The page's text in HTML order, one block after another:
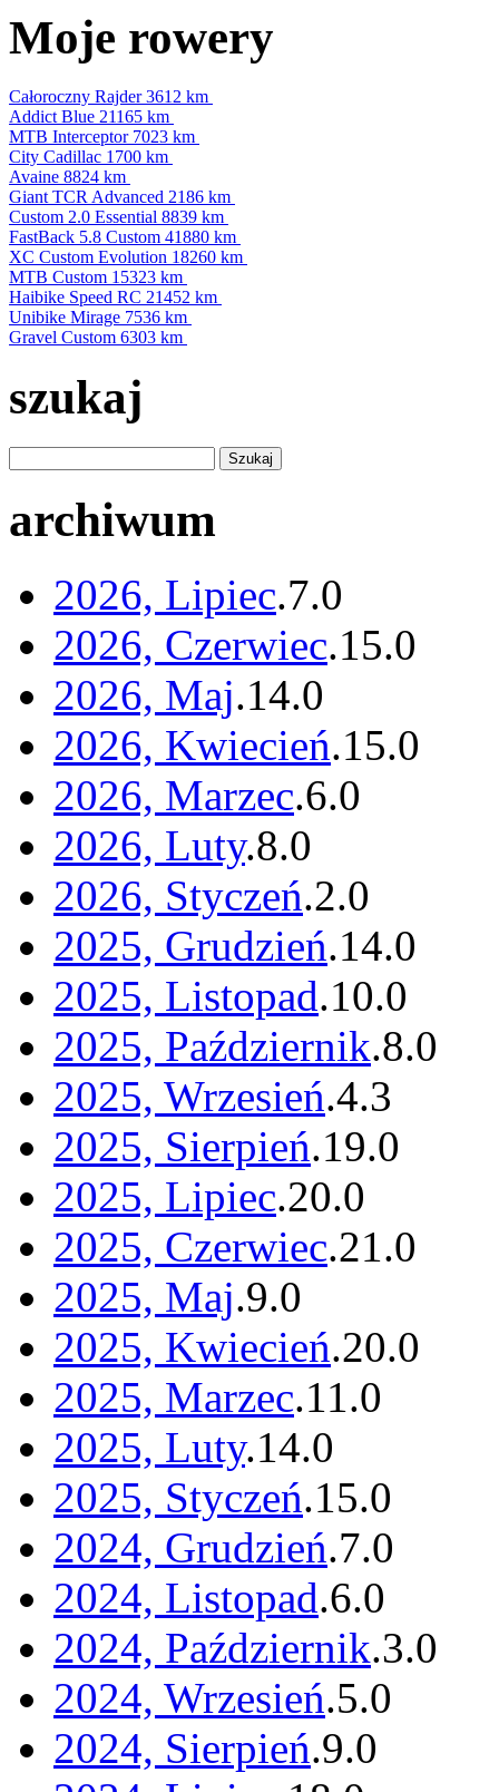
Moje rowery
Całoroczny Rajder3612 km
Addict Blue 21165 km
MTB Interceptor 7023 km
City Cadillac 1700 km
Avaine 8824 km
Giant TCR Advanced 2186 km
Custom 2.0 Essential 8839 km
FastBack 5.8 Custom 41880 km
XC Custom Evolution 18260 km
MTB Custom 15323 km
Haibike Speed RC 21452 km
Unibike Mirage 7536 km
Gravel Custom 6303 km
szukaj
archiwum
2026, Lipiec.7.0
2026, Czerwiec.15.0
2026, Maj.14.0
2026, Kwiecień.15.0
2026, Marzec.6.0
2026, Luty.8.0
2026, Styczeń.2.0
2025, Grudzień.14.0
2025, Listopad.10.0
2025, Październik.8.0
2025, Wrzesień.4.3
2025, Sierpień.19.0
2025, Lipiec.20.0
2025, Czerwiec.21.0
2025, Maj.9.0
2025, Kwiecień.20.0
2025, Marzec.11.0
2025, Luty.14.0
2025, Styczeń.15.0
2024, Grudzień.7.0
2024, Listopad.6.0
2024, Październik.3.0
2024, Wrzesień.5.0
2024, Sierpień.9.0